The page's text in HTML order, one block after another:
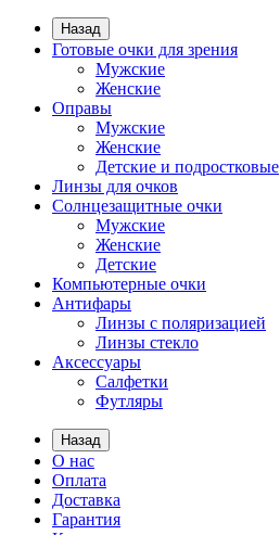
Назад
Готовые очки для зрения
Мужские
Женские
Оправы
Мужские
Женские
Детские и подростковые
Линзы для очков
Солнцезащитные очки
Мужские
Женские
Детские
Компьютерные очки
Антифары
Линзы с поляризацией
Линзы стекло
Аксессуары
Салфетки
Футляры
Назад
О нас
Оплата
Доставка
Гарантия